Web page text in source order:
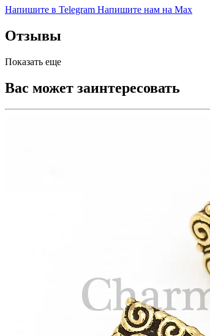
Напишите в Telegram Напишите нам на Max
Отзывы
Показать еще
Вас может заинтересовать